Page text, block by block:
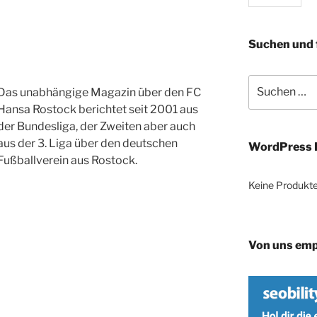
unabhängige Magazin über den FC
Rostock berichtet seit 2001 aus
Bundesliga, der Zweiten aber auch
der 3. Liga über den deutschen
aus Rostock.
Suchen und
nach:
WordPress
Keine
Von uns